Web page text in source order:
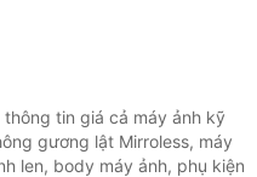
tin giá cả máy ảnh kỹ
gương lật Mirroless, máy
len, body máy ảnh, phụ kiện